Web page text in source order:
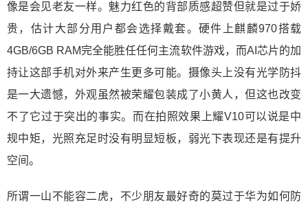
像是会见老友一样。魅力红色的背部质感超赞但就是过于娇
贵，估计大部分用户都会选择戴套。硬件上麒麟970搭载
4GB/6GB RAM完全能胜任任何主流软件游戏，而AI芯片的加
持让这部手机对外来产生更多可能。摄像头上没有光学防抖
是一大遗憾，外观虽然被荣耀包装成了小黄人，但这也改变
不了它过于突出的事实。而在拍照效果上耀V10可以说是中
规中矩，光照充足时没有明显短板，弱光下表现还是有提升
空间。
所谓一山不能容二虎，不少朋友最好奇的莫过于华为如何防